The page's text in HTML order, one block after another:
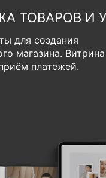
ТОВАРОВ И
для создания
магазина. Витрина
платежей.